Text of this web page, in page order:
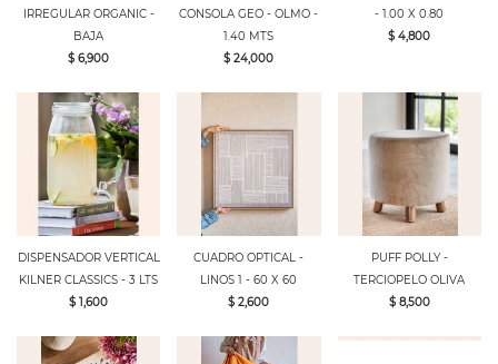
IRREGULAR ORGANIC -
BAJA
$ 6,900
CONSOLA GEO - OLMO -
1.40 MTS
$ 24,000
- 1.00 X 0.80
$ 4,800
DISPENSADOR VERTICAL
KILNER CLASSICS - 3 LTS
$ 1,600
CUADRO OPTICAL -
LINOS 1 - 60 X 60
$ 2,600
PUFF POLLY -
TERCIOPELO OLIVA
$ 8,500